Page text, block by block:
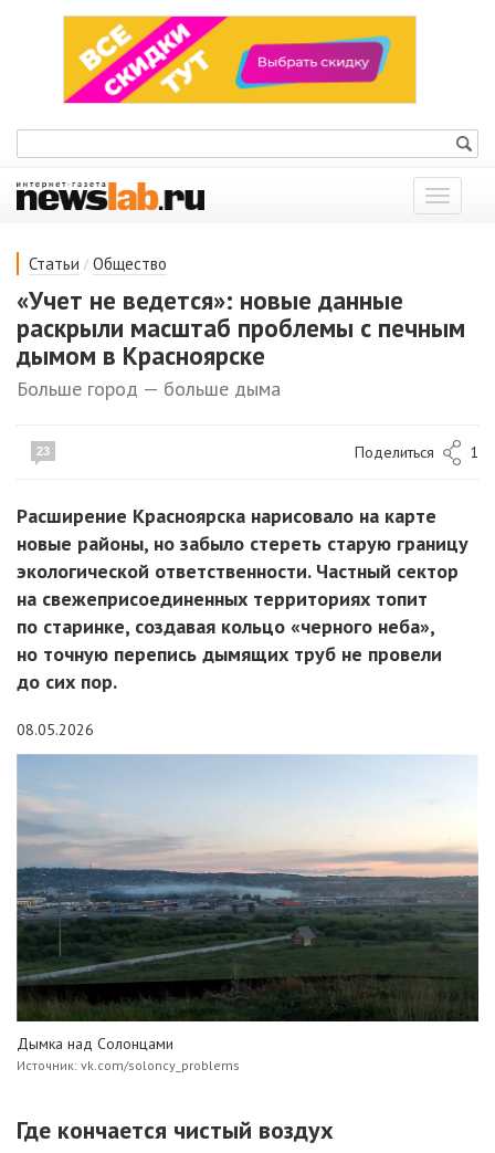
Показать
меню
Статьи / Общество
«Учет не ведется»: новые данные
раскрыли масштаб проблемы с печным
дымом в Красноярске
Больше город — больше дыма
23 Поделиться 1
Расширение Красноярска нарисовало на карте
новые районы, но забыло стереть старую границу
экологической ответственности. Частный сектор
на свежеприсоединенных территориях топит
по старинке, создавая кольцо «черного неба»,
но точную перепись дымящих труб не провели
до сих пор.
08.05.2026
Дымка над Солонцами
Источник: vk.com/soloncy_problems
Где кончается чистый воздух